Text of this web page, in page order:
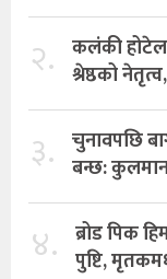
२. कलंकी
श्रेष्ठको
३. चुनावपछि
बन्छ:
४. ब्रोड पिक
पुष्टि,